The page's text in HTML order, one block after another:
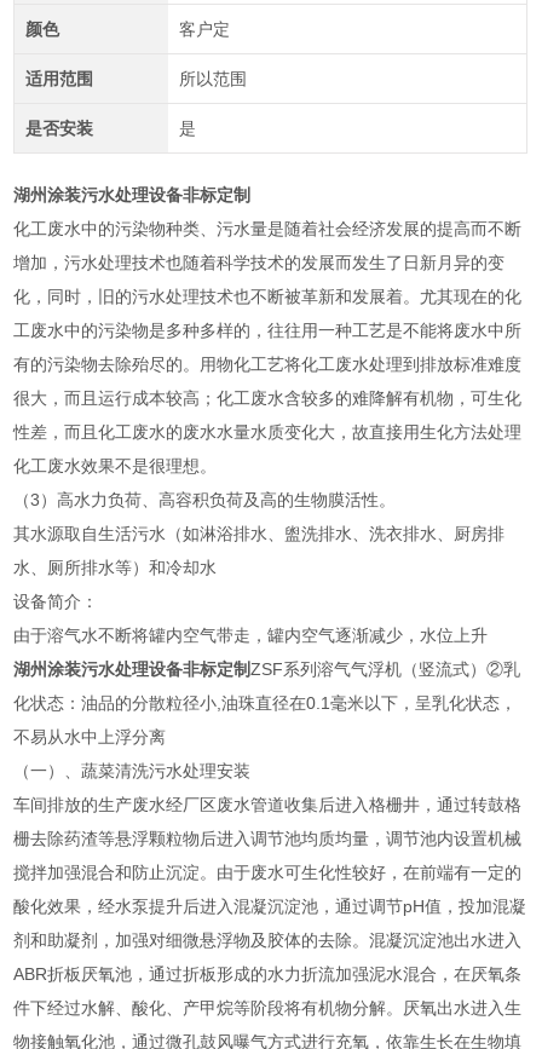
颜色 客户定
适用范围 所以范围
是否安装 是
湖州涂装污水处理设备非标定制
化工废水中的污染物种类、污水量是随着社会经济发展的提高而不断
增加，污水处理技术也随着科学技术的发展而发生了日新月异的变
化，同时，旧的污水处理技术也不断被革新和发展着。尤其现在的化
工废水中的污染物是多种多样的，往往用一种工艺是不能将废水中所
有的污染物去除殆尽的。用物化工艺将化工废水处理到排放标准难度
很大，而且运行成本较高；化工废水含较多的难降解有机物，可生化
性差，而且化工废水的废水水量水质变化大，故直接用生化方法处理
化工废水效果不是很理想。
（3）高水力负荷、高容积负荷及高的生物膜活性。
其水源取自生活污水（如淋浴排水、盥洗排水、洗衣排水、厨房排
水、厕所排水等）和冷却水
设备简介：
由于溶气水不断将罐内空气带走，罐内空气逐渐减少，水位上升
湖州涂装污水处理设备非标定制ZSF系列溶气气浮机（竖流式）②乳
化状态：油品的分散粒径小,油珠直径在0.1毫米以下，呈乳化状态，
不易从水中上浮分离
（一）、蔬菜清洗污水处理安装
车间排放的生产废水经厂区废水管道收集后进入格栅井，通过转鼓格
栅去除药渣等悬浮颗粒物后进入调节池均质均量，调节池内设置机械
搅拌加强混合和防止沉淀。由于废水可生化性较好，在前端有一定的
酸化效果，经水泵提升后进入混凝沉淀池，通过调节pH值，投加混凝
剂和助凝剂，加强对细微悬浮物及胶体的去除。混凝沉淀池出水进入
ABR折板厌氧池，通过折板形成的水力折流加强泥水混合，在厌氧条
件下经过水解、酸化、产甲烷等阶段将有机物分解。厌氧出水进入生
物接触氧化池，通过微孔鼓风曝气方式进行充氧，依靠生长在生物填